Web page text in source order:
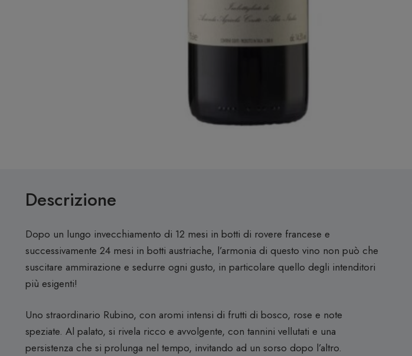
Descrizione
Dopo un lungo invecchiamento di 12 mesi in botti di rovere francese e
successivamente 24 mesi in botti austriache, l’armonia di questo vino non può che
suscitare ammirazione e sedurre ogni gusto, in particolare quello degli intenditori
più esigenti!
Uno straordinario Rubino, con aromi intensi di frutti di bosco, rose e note
speziate. Al palato, si rivela ricco e avvolgente, con tannini vellutati e una
persistenza che si prolunga nel tempo, invitando ad un sorso dopo l’altro.